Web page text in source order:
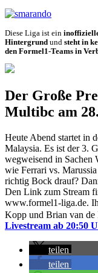
Diese Liga ist ein
Hintergrund und steht in
den Formel1-Teams in
Der Große
Multibc am
Heute Abend startet in
Malaysia. Es ist der 3.
wegweisend in Sachen
wie Ferrari vs.
richtig Bock drauf?
Den Link zum Stream
www.formel1-liga.de.
Kopp und Brian van de
Livestream ab 20:50
teilen
teilen